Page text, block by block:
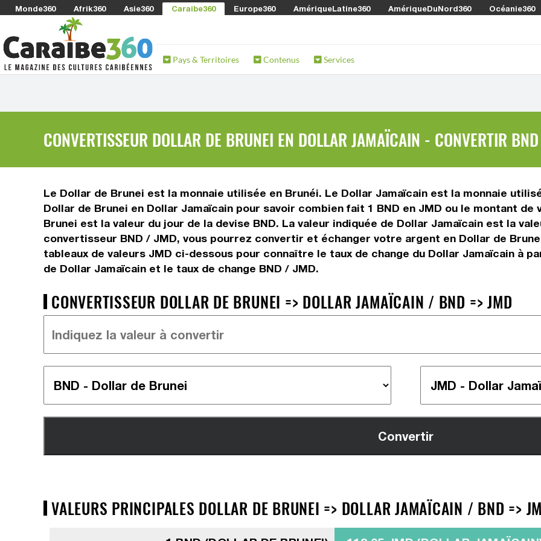
Monde360 Afrik360 Asie360 Caraibe360 Europe360 AmériqueLatine360 AmériqueDuNord360 Océanie360
Pays & Territoires Contenus Services
CONVERTISSEUR DOLLAR DE BRUNEI EN DOLLAR JAMAÏCAIN - CONVERTIR
Le Dollar de Brunei est la monnaie utilisée en Brunéi. Le Dollar Jamaïcain est la monnaie
Dollar de Brunei en Dollar Jamaïcain pour savoir combien fait 1 BND en JMD ou le montant
Brunei est la valeur du jour de la devise BND. La valeur indiquée de Dollar Jamaïcain est la
convertisseur BND / JMD, vous pourrez convertir et échanger votre argent en Dollar de
tableaux de valeurs JMD ci-dessous pour connaître le taux de change du Dollar Jamaïcain à
de Dollar Jamaïcain et le taux de change BND / JMD.
CONVERTISSEUR DOLLAR DE BRUNEI => DOLLAR JAMAÏCAIN / BND => JMD
VALEURS PRINCIPALES DOLLAR DE BRUNEI => DOLLAR JAMAÏCAIN / BND =>